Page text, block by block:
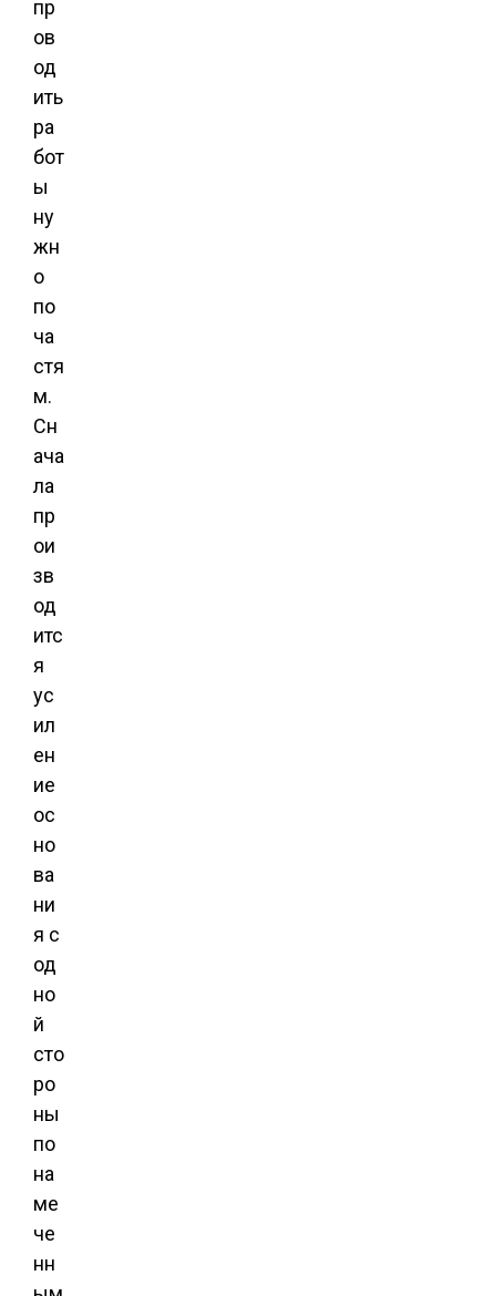
пр
ов
од
ить
ра
бот
ы
ну
жн
о
по
ча
стя
м.
Сн
ача
ла
пр
ои
зв
од
итс
я
ус
ил
ен
ие
ос
но
ва
ни
я с
од
но
й
сто
ро
ны
по
на
ме
че
нн